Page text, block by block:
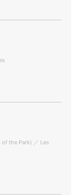
the Park) ／ Les